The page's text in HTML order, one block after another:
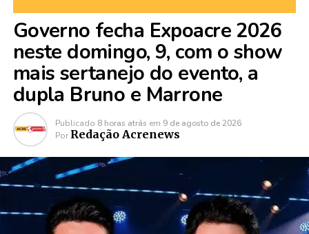
Governo fecha Expoacre 2026
neste domingo, 9, com o show
mais sertanejo do evento, a
dupla Bruno e Marrone
Publicado 8 horas atrás em 9 de agosto de 2026
Por Redação Acrenews